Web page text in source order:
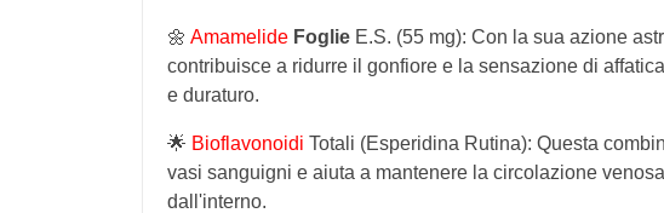
🌼 Amamelide Foglie E.S. (55 mg): Con la sua azione
contribuisce a ridurre il gonfiore e la sensazione di
e duraturo.
🌟 Bioflavonoidi Totali (Esperidina Rutina): Questa
vasi sanguigni e aiuta a mantenere la circolazione
dall'interno.